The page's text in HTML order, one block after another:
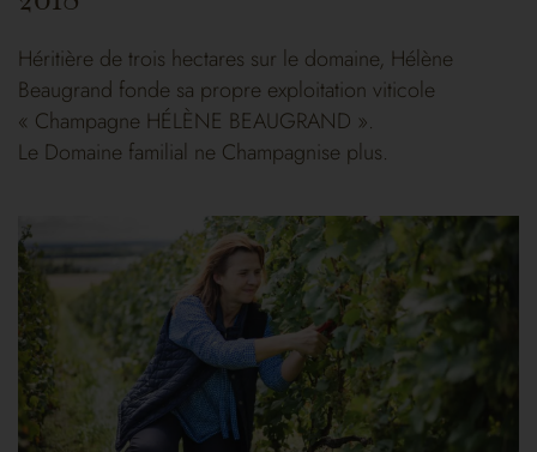
Héritière de trois hectares sur le domaine, Hélène
Beaugrand fonde sa propre exploitation viticole
« Champagne HÉLÈNE BEAUGRAND ».
Le Domaine familial ne Champagnise plus.